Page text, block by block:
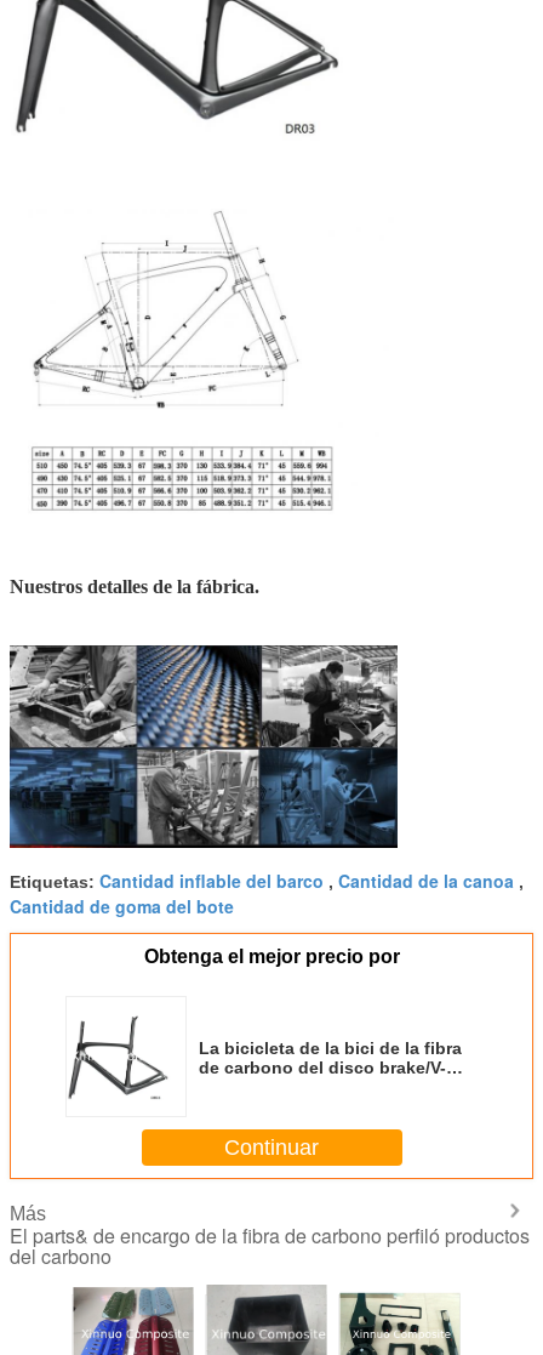
Nuestros detalles de la fábrica.
Etiquetas: Cantidad inflable del barco , Cantidad de la canoa ,
Cantidad de goma del bote
Obtenga el mejor precio por
La bicicleta de la bici de la fibra
de carbono del disco brake/V-
camino/la bici de la ciudad
Continuar
Más
El parts& de encargo de la fibra de carbono perfiló productos
del carbono